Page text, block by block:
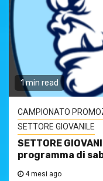
1 min read
CAMPIONATO
SETTORE GIOVANILE
SETTORE
programma di
4 mesi ago